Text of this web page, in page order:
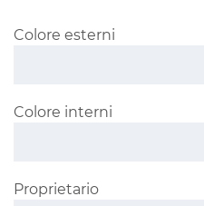
Colore esterni
Colore interni
Proprietario